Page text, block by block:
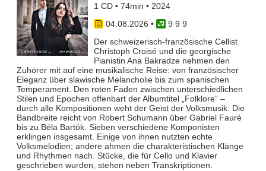
1 CD • 74min • 2024
04.08.2026 •
9 9 9
Der schweizerisch-französische Cellist
Christoph Croisé und die georgische
Pianistin Ana Bakradze nehmen den
Zuhörer mit auf eine musikalische Reise: von französischer
Eleganz über slawische Melancholie bis zum spanischen
Temperament. Den roten Faden zwischen unterschiedlichen
Stilen und Epochen offenbart der Albumtitel „Folklore“ –
durch alle Kompositionen weht der Geist der Volksmusik. Die
Bandbreite reicht von Robert Schumann über Gabriel Fauré
bis zu Béla Bartók. Sieben verschiedene Komponisten
erklingen insgesamt. Einige von ihnen nutzten echte
Volksmelodien; andere ahmen die charakteristischen Klänge
und Rhythmen nach. Stücke, die für Cello und Klavier
geschrieben wurden, stehen neben Transkriptionen.